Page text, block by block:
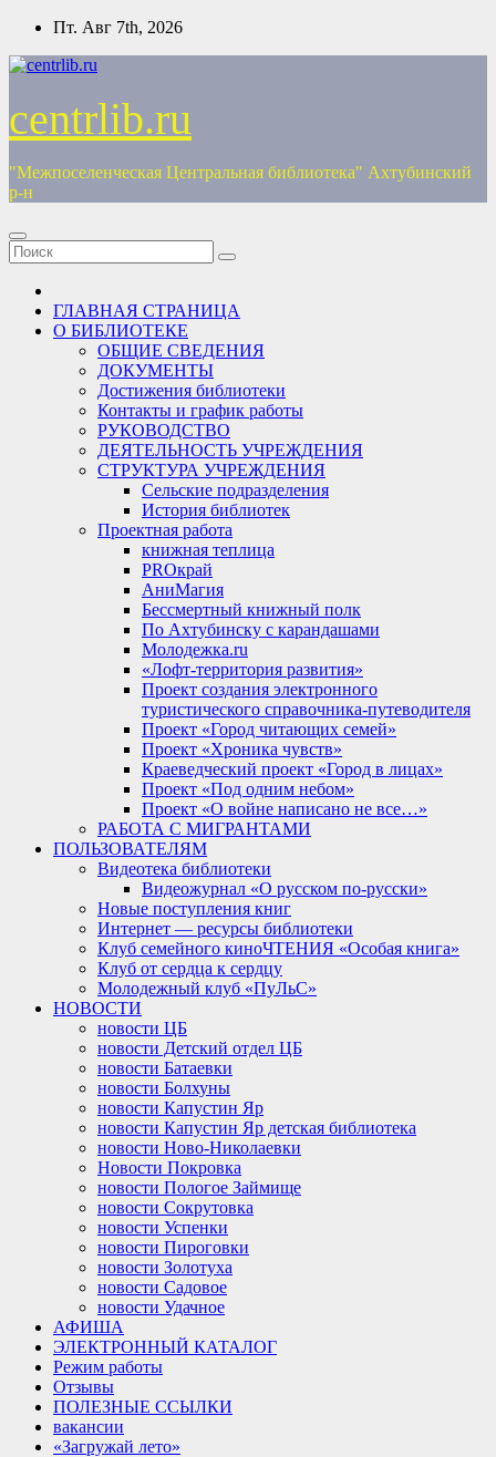
Перейти
содержимому
Пт. Авг 7th, 2026
centrlib.ru
"Межпоселенческая Центральная библиотека" Ахтубинский
р-н
ГЛАВНАЯ СТРАНИЦА
О БИБЛИОТЕКЕ
ОБЩИЕ СВЕДЕНИЯ
ДОКУМЕНТЫ
Достижения библиотеки
Контакты и график работы
РУКОВОДСТВО
ДЕЯТЕЛЬНОСТЬ УЧРЕЖДЕНИЯ
СТРУКТУРА УЧРЕЖДЕНИЯ
Сельские подразделения
История библиотек
Проектная работа
книжная теплица
PROкрай
АниМагия
Бессмертный книжный полк
По Ахтубинску с карандашами
Молодежка.ru
«Лофт-территория развития»
Проект создания электронного
туристического справочника-путеводителя
Проект «Город читающих семей»
Проект «Хроника чувств»
Краеведческий проект «Город в лицах»
Проект «Под одним небом»
Проект «О войне написано не все…»
РАБОТА С МИГРАНТАМИ
ПОЛЬЗОВАТЕЛЯМ
Видеотека библиотеки
Видеожурнал «О русском по-русски»
Новые поступления книг
Интернет — ресурсы библиотеки
Клуб семейного киноЧТЕНИЯ «Особая книга»
Клуб от сердца к сердцу
Молодежный клуб «ПуЛьС»
НОВОСТИ
новости ЦБ
новости Детский отдел ЦБ
новости Батаевки
новости Болхуны
новости Капустин Яр
новости Капустин Яр детская библиотека
новости Ново-Николаевки
Новости Покровка
новости Пологое Займище
новости Сокрутовка
новости Успенки
новости Пироговки
новости Золотуха
новости Садовое
новости Удачное
АФИША
ЭЛЕКТРОННЫЙ КАТАЛОГ
Режим работы
Отзывы
ПОЛЕЗНЫЕ ССЫЛКИ
вакансии
«Загружай лето»